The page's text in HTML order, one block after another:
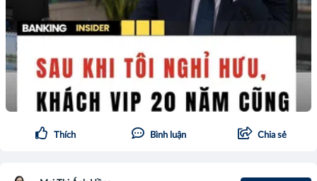
Thích Bình luận Chia sẻ